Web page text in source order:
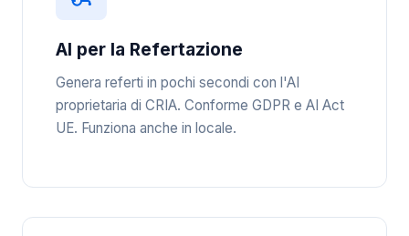
AI per la Refertazione
Genera referti in pochi secondi con l'AI
proprietaria di CRIA. Conforme GDPR e AI Act
UE. Funziona anche in locale.